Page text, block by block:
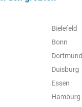
Bielefeld
Bonn
Dortmund
Duisburg
Essen
Hamburg